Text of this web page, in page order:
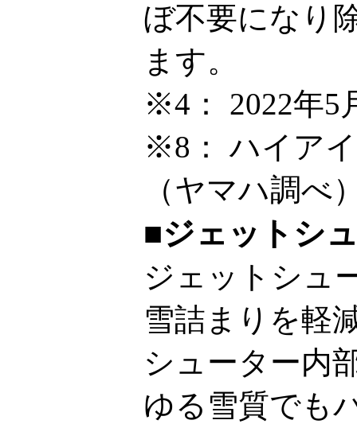
ぼ不要になり
ます。
※4：
2022年5
※8：
ハイア
（ヤマハ調べ
■ジェットシ
ジェットシュ
雪詰まりを軽
シューター内
ゆる雪質でも